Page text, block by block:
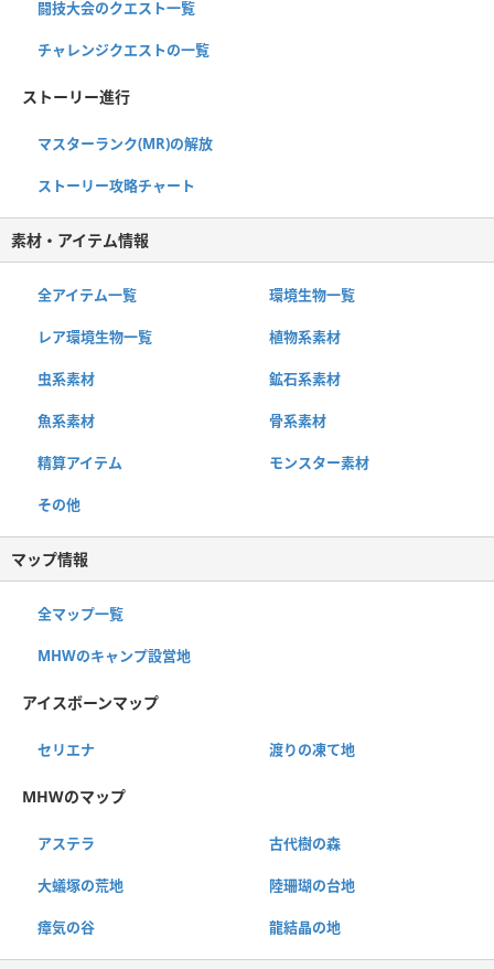
闘技大会のクエスト一覧
チャレンジクエストの一覧
ストーリー進行
マスターランク(MR)の解放
ストーリー攻略チャート
素材・アイテム情報
全アイテム一覧 環境生物一覧
レア環境生物一覧 植物系素材
虫系素材 鉱石系素材
魚系素材 骨系素材
精算アイテム モンスター素材
その他
マップ情報
全マップ一覧
MHWのキャンプ設営地
アイスボーンマップ
セリエナ 渡りの凍て地
MHWのマップ
アステラ 古代樹の森
大蟻塚の荒地 陸珊瑚の台地
瘴気の谷 龍結晶の地